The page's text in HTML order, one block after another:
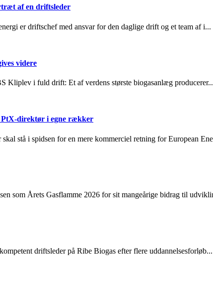
af en driftsleder
er driftschef med ansvar for den daglige drift og et team af i...
videre
Kliplev i fuld drift: Et af verdens største biogasanlæg producerer...
direktør i egne rækker
stå i spidsen for en mere kommerciel retning for European
som Årets Gasflamme 2026 for sit mangeårige bidrag til
driftsleder på Ribe Biogas efter flere uddannelsesforløb...